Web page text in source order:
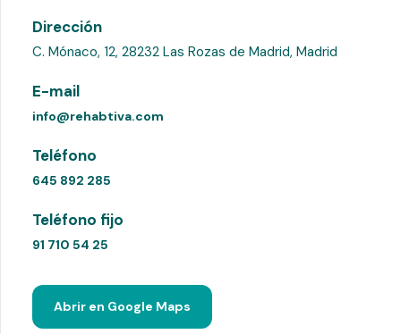
Dirección
C. Mónaco, 12, 28232 Las Rozas de Madrid, Madrid
E-mail
info@rehabtiva.com
Teléfono
645 892 285
Teléfono fijo
91 710 54 25
Abrir en Google Maps